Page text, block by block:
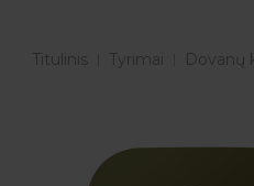
Titulinis Tyrimai Dovanų